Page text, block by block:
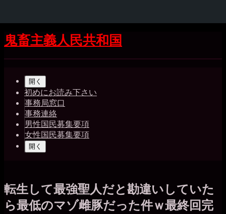
コ
ン
テ
鬼畜主義人民共和国
シ
ョ
開く
初めにお読み下さい
事務局窓口
事務連絡
男性国民募集要項
女性国民募集要項
開く
転生して最強聖人だと勘違いしていた
ら最低のマゾ雌豚だった件ｗ最終回完